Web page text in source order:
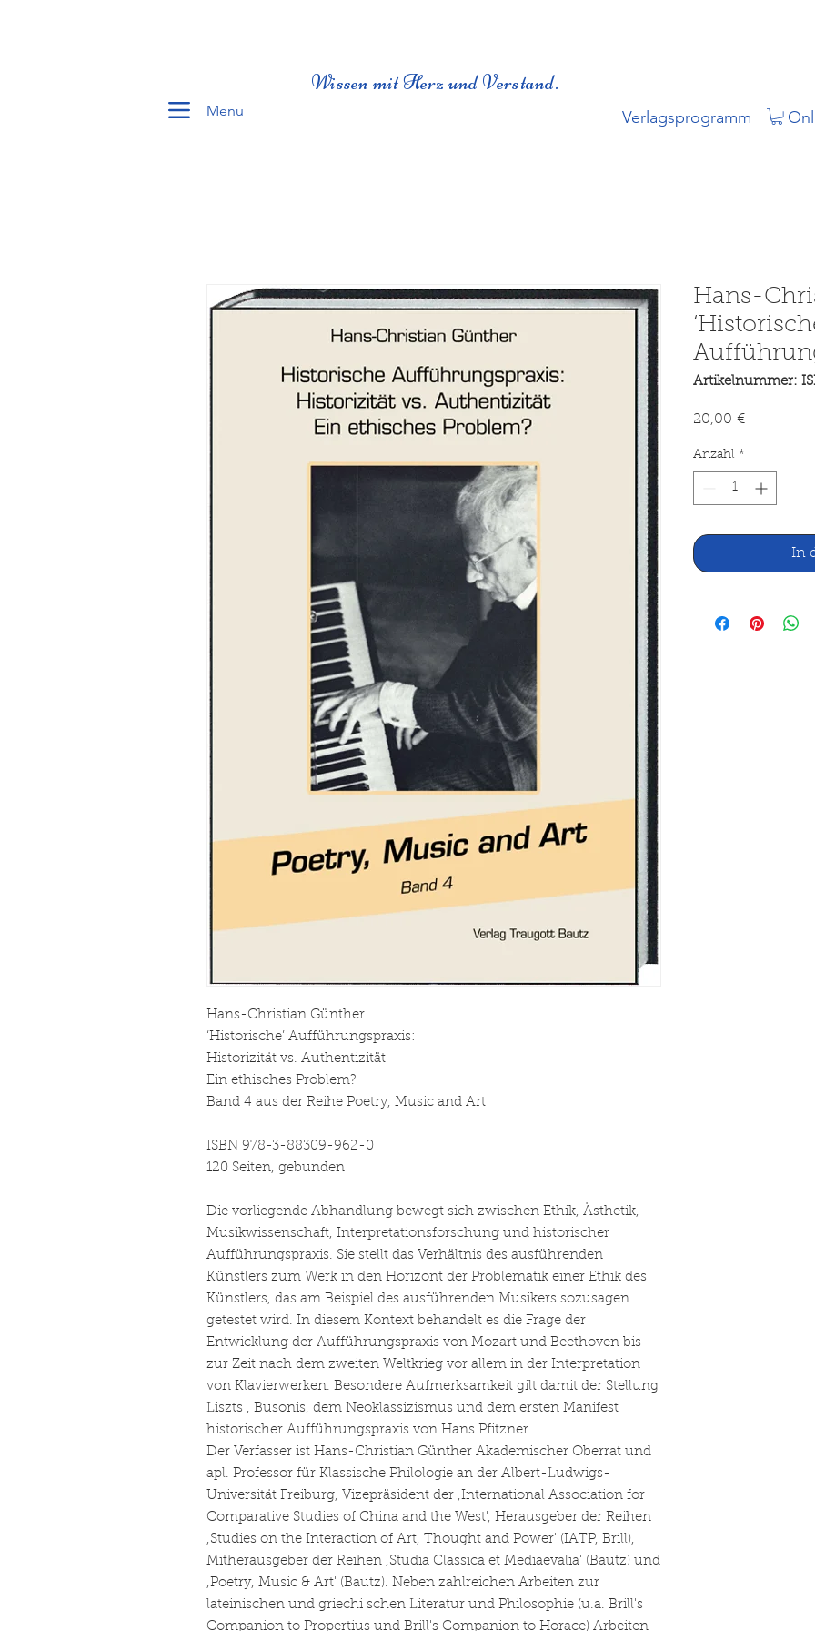
Menu
Wissen mit Herz und Verstand.
Verlagsprogramm
Hans-Christian Günther
‘Historische’ Aufführungspraxis:
Historizität vs. Authentizität
Ein ethisches Problem?
Band 4 aus der Reihe Poetry, Music and Art
ISBN 978-3-88309-962-0
120 Seiten, gebunden
Die vorliegende Abhandlung bewegt sich zwischen Ethik, Ästhetik,
Musikwissenschaft, Interpretationsforschung und historischer
Aufführungspraxis. Sie stellt das Verhältnis des ausführenden
Künstlers zum Werk in den Horizont der Problematik einer Ethik des
Künstlers, das am Beispiel des ausführenden Musikers sozusagen
getestet wird. In diesem Kontext behandelt es die Frage der
Entwicklung der Aufführungspraxis von Mozart und Beethoven bis
zur Zeit nach dem zweiten Weltkrieg vor allem in der Interpretation
von Klavierwerken. Besondere Aufmerksamkeit gilt damit der Stellung
Liszts , Busonis, dem Neoklassizismus und dem ersten Manifest
historischer Aufführungspraxis von Hans Pfitzner.
Der Verfasser ist Hans-Christian Günther Akademischer Oberrat und
apl. Professor für Klassische Philologie an der Albert-Ludwigs-
Universität Freiburg, Vizepräsident der ,International Association for
Comparative Studies of China and the West', Herausgeber der Reihen
,Studies on the Interaction of Art, Thought and Power' (IATP, Brill),
Mitherausgeber der Reihen ,Studia Classica et Mediaevalia' (Bautz) und
,Poetry, Music & Art' (Bautz). Neben zahlreichen Arbeiten zur
lateinischen und griechi schen Literatur und Philosophie (u.a. Brill's
Companion to Propertius und Brill's Companion to Horace) Arbeiten
Hans-
Artikelnummer:
20,00 €Preis
Anzahl *
In